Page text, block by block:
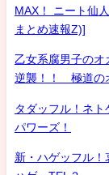
MAX！ ニート仙
まとめ速報Z)]
乙女系腐男子の
逆襲！！ 極道の
タダッフル！ネ
パワーズ！
新・ハゲッフル！